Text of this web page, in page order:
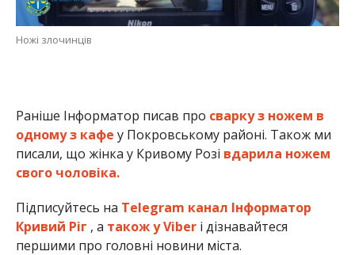
Ножі злочинців
Раніше Інформатор писав про сварку з ножем в
одному з кафе у Покровському районі. Також ми
писали, що жінка у Кривому Розі вдарила ножем
свого чоловіка.
Підписуйтесь на Telegram канал Інформатор
Кривий Ріг , а також у Viberі дізнавайтеся
першими про головні новини міста.